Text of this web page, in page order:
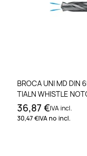
BROCA UNI MD DIN
TIALN WHISTLE
36,87 €IVA incl.
30,47 €IVA no incl.